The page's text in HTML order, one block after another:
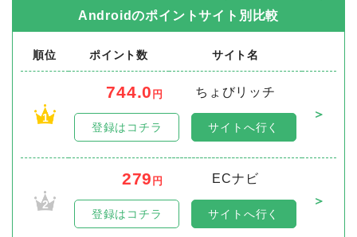
Androidのポイントサイト別比較
順位 ポイント数 サイト名
1
744.0 円
ちょびリッチ
＞
登録はコチラ サイトへ行く
2
279 円
ECナビ
＞
登録はコチラ サイトへ行く